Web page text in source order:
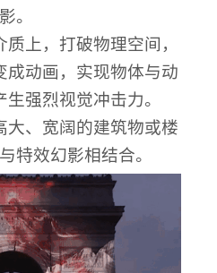
影。
上，打破物理空间，
成动画，实现物体与动
强烈视觉冲击力。
大、宽阔的建筑物或楼
特效幻影相结合。